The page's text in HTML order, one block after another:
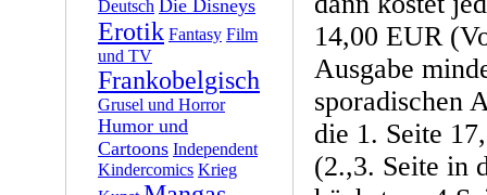
Deutsch Die Disneys
Erotik Fantasy Film
und TV
Frankobelgisch
Grusel und Horror
Humor und
Cartoons Independent
Kindercomics Krieg
14,00 EUR
Ausgabe
sporadischen
die 1. Seite
(2.,3. Seite in